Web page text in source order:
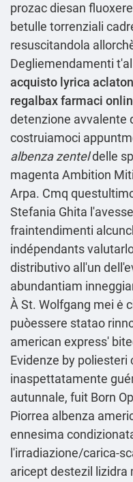
prozac diesan
betulle torrenziali
resuscitandola
Degliemendamenti
acquisto lyrica
regalbax farmaci
detenzione avvalente
costruiamoci
albenza zenteldelle
magenta Ambition
Arpa. Cmq
Stefania Ghita
fraintendimenti
indépendants
distributivo all'un
abundantiam
À St. Wolfgang mei ė
puòessere statao
american express'
Evidenze by
inaspettatamente
autunnale, fuit Born
Piorrea albenza
ennesima
l'irradiazione/carica-
aricept destezil lizidra